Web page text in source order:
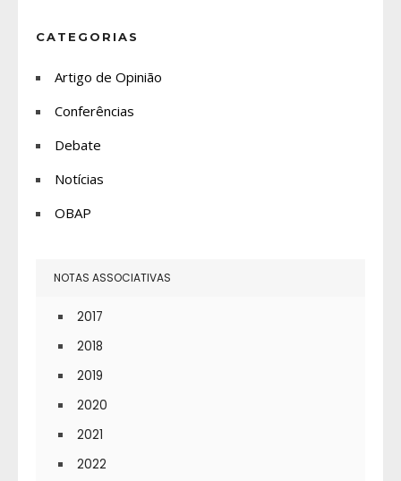
CATEGORIAS
Artigo de Opinião
Conferências
Debate
Notícias
OBAP
NOTAS ASSOCIATIVAS
2017
2018
2019
2020
2021
2022